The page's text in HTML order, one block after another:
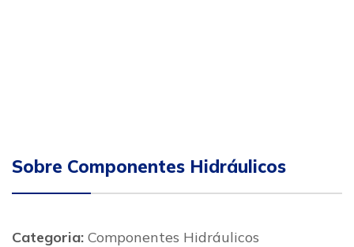
Sobre Componentes Hidráulicos
Categoria: Componentes Hidráulicos